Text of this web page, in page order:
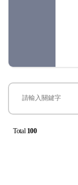
Total 100